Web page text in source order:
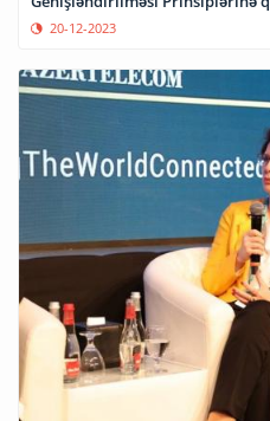
20-12-2023